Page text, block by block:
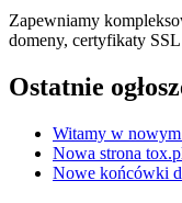
Zapewniamy
domeny, certyfikaty
Ostatnie
Witamy w
Nowa strona
Nowe końcówki